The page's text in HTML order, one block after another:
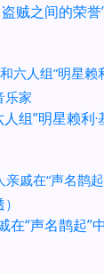
贼之间的荣
人组”明星赖利
在“声名鹊起”